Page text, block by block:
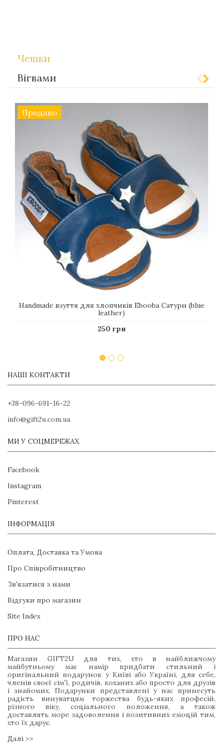
Чешки
Вігвами
Продано
Handmade взуття для хлопчиків Еbooba Сатурн (blue
leather)
250 грн
НАШІ КОНТАКТИ
+38-096-691-16-22
info@gift2u.com.ua
МИ У СОЦМЕРЕЖАХ
Facebook
Instagram
Pinterest
ІНФОРМАЦІЯ
Оплата, Доставка та Умова
Про Співробітництво
Зв'язатися з нами
Відгуки про магазин
Site Index
ПРО НАС
Магазин GIFT2U для тих, хто в найближчому
майбутньому має намір придбати стильний і
оригінальний подарунок у Київі або Україні, для себе,
членів своєї сім'ї, родичів, коханих або просто для друзів
і знайомих. Подарунки представлені у нас принесуть
радість винуватцям торжества будь-яких професій,
різного віку, соціального положення, а також
доставлять море задоволення і позитивних емоцій тим,
хто їх дарує.
Далі >>